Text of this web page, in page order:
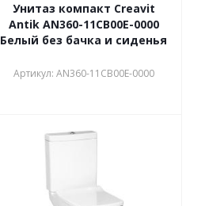
Унитаз компакт Creavit
Antik AN360-11CB00E-0000
Белый без бачка и сиденья
Артикул: AN360-11CB00E-0000